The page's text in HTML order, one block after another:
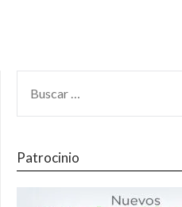
Patrocinio